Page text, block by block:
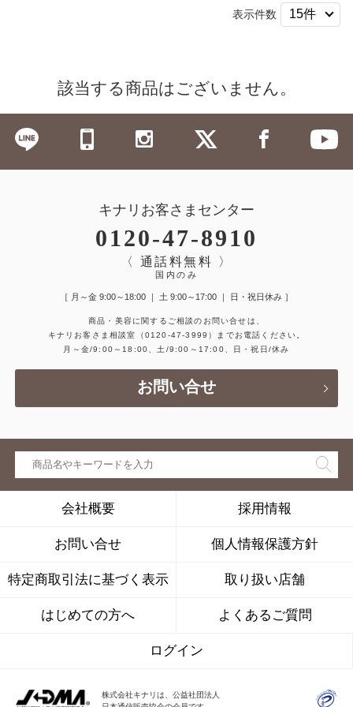
表示件数
該当する商品はございません。
キナリお客さまセンター
0120-47-8910
〈 通話料無料 〉
国内のみ
［ 月～金 9:00～18:00 ｜ 土 9:00～17:00 ｜ 日・祝日休み ］
商品・美容に関するご相談のお問い合せは、
キナリお客さま相談室
（0120-47-3999）
までお電話ください。
月～金/9:00～18:00、土/9:00～17:00、日・祝日/休み
お問い合せ
会社概要 採用情報
お問い合せ 個人情報保護方針
特定商取引法に基づく表示 取り扱い店舗
はじめての方へ よくあるご質問
ログイン
株式会社キナリは、公益社団法人